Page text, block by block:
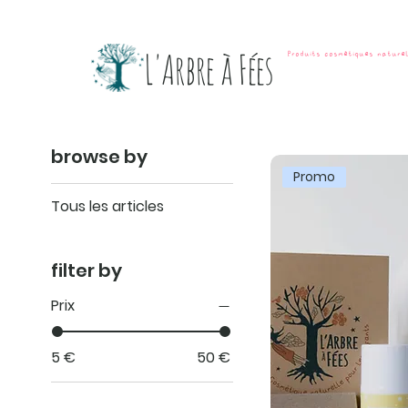
L'Arbre à Fées Produits cosmétiques
browse by
Tous les articles
filter by
Prix
5 € 50 €
Promo